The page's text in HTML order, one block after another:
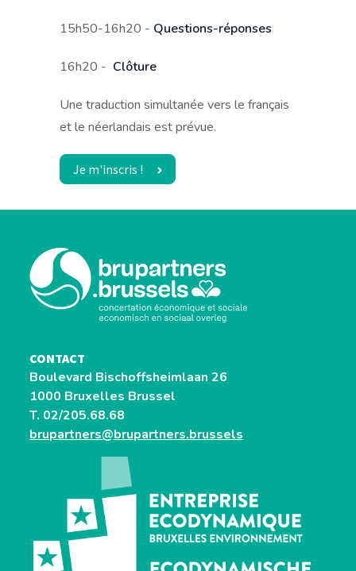
15h50-16h20 - Questions-réponses
16h20 - Clôture
Une traduction simultanée vers le français
et le néerlandais est prévue.
Je m'inscris !
CONTACT
Boulevard Bischoffsheimlaan 26
1000 Bruxelles Brussel
T. 02/205.68.68
brupartners@brupartners.brussels